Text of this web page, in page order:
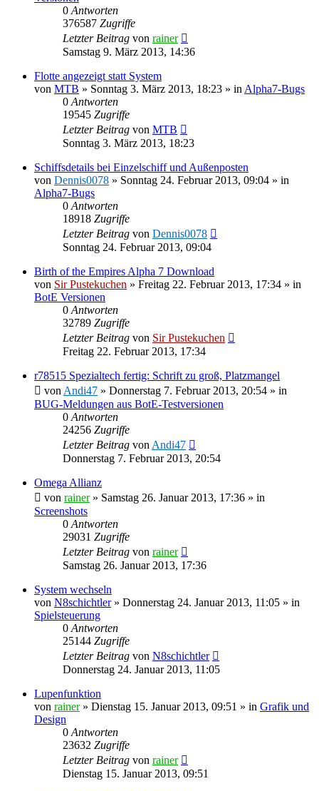
0 Antworten
376587 Zugriffe
Letzter Beitrag von rainer
Samstag 9. März 2013, 14:36
Flotte angezeigt statt System
von MTB » Sonntag 3. März 2013, 18:23 » in Alpha7-Bugs
0 Antworten
19545 Zugriffe
Letzter Beitrag von MTB
Sonntag 3. März 2013, 18:23
Schiffsdetails bei Einzelschiff und Außenposten
von Dennis0078 » Sonntag 24. Februar 2013, 09:04 » in
Alpha7-Bugs
0 Antworten
18918 Zugriffe
Letzter Beitrag von Dennis0078
Sonntag 24. Februar 2013, 09:04
Birth of the Empires Alpha 7 Download
von Sir Pustekuchen » Freitag 22. Februar 2013, 17:34 » in
BotE Versionen
0 Antworten
32789 Zugriffe
Letzter Beitrag von Sir Pustekuchen
Freitag 22. Februar 2013, 17:34
r78515 Spezialtech fertig: Schrift zu groß, Platzmangel
von Andi47 » Donnerstag 7. Februar 2013, 20:54 » in
BUG-Meldungen aus BotE-Testversionen
0 Antworten
24256 Zugriffe
Letzter Beitrag von Andi47
Donnerstag 7. Februar 2013, 20:54
Omega Allianz
von rainer» Samstag 26. Januar 2013, 17:36 » in
Screenshots
0 Antworten
29031 Zugriffe
Letzter Beitrag von rainer
Samstag 26. Januar 2013, 17:36
System wechseln
von N8schichtler» Donnerstag 24. Januar 2013, 11:05 » in
Spielsteuerung
0 Antworten
25144 Zugriffe
Letzter Beitrag von N8schichtler
Donnerstag 24. Januar 2013, 11:05
Lupenfunktion
von rainer» Dienstag 15. Januar 2013, 09:51 » in Grafik und
Design
0 Antworten
23632 Zugriffe
Letzter Beitrag von rainer
Dienstag 15. Januar 2013, 09:51